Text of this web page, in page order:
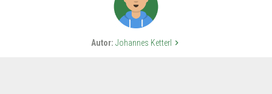
Autor: Johannes Ketterl keyboard_arrow_right